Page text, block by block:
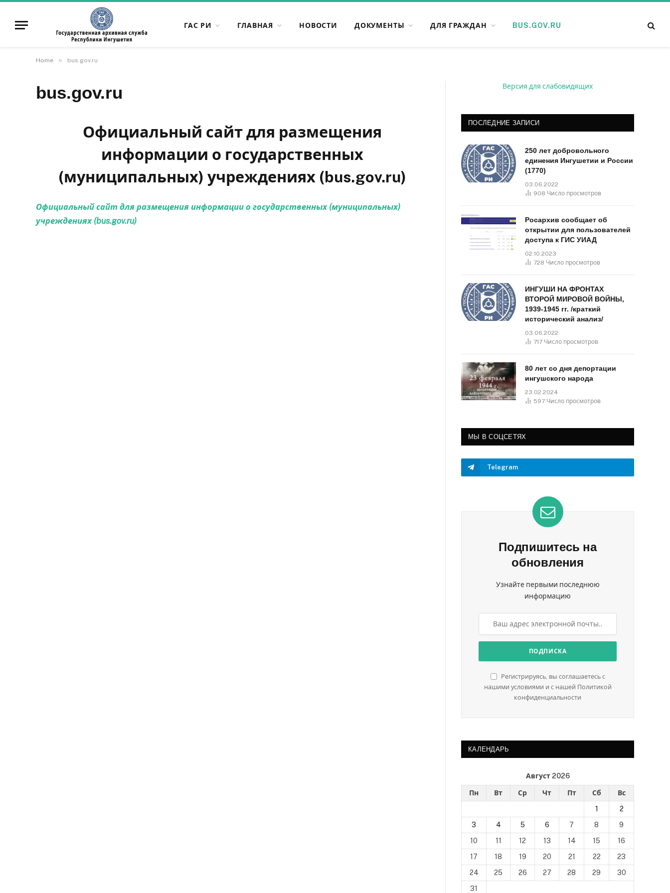
ГАС РИ ГЛАВНАЯ НОВОСТИ ДОКУМЕНТЫ ДЛЯ ГРАЖДАН BUS.GOV.RU
Home » bus.gov.ru
bus.gov.ru
Официальный сайт для размещения
информации о государственных
(муниципальных) учреждениях (bus.gov.ru)
Официальный сайт для размещения информации о государственных (муниципальных)
учреждениях (bus.gov.ru)
Версия для слабовидящих
ПОСЛЕДНИЕ ЗАПИСИ
250 лет добровольного
единения Ингушетии и России
(1770)
03.06.2022
908 Число просмотров
Росархив сообщает об
открытии для пользователей
доступа к ГИС УИАД
02.10.2023
728 Число просмотров
ИНГУШИ НА ФРОНТАХ
ВТОРОЙ МИРОВОЙ ВОЙНЫ,
1939-1945 гг. /краткий
исторический анализ/
03.06.2022
717 Число просмотров
80 лет со дня депортации
ингушского народа
23.02.2024
597 Число просмотров
МЫ В СОЦСЕТЯХ
Telegram
Подпишитесь на
обновления
Узнайте первыми последнюю
информацию
Регистрируясь, вы соглашаетесь с
нашими условиями и с нашей Политикой
конфиденциальности
КАЛЕНДАРЬ
Август 2026
Пн Вт Ср Чт Пт Сб
Вс
1
2
3
4 5 6 7 8
9
10
11 12 13 14 15
16
17
18 19 20 21 22
23
24
25 26 27 28 29
30
31